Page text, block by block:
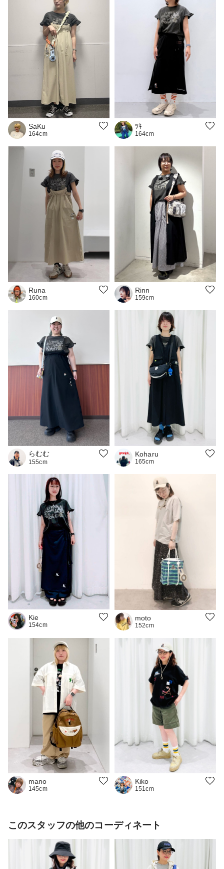
SaKu
164cm
ﾂｷ
164cm
Runa
160cm
Rinn
159cm
らむむ
155cm
Koharu
165cm
Kie
154cm
moto
152cm
mano
145cm
Kiko
151cm
このスタッフの他のコーディネート